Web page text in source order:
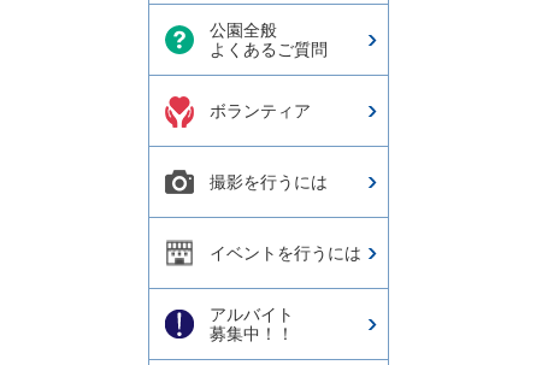
公園全般
よくあるご質問
ボランティア
撮影を行うには
イベントを行うには
アルバイト
募集中！！